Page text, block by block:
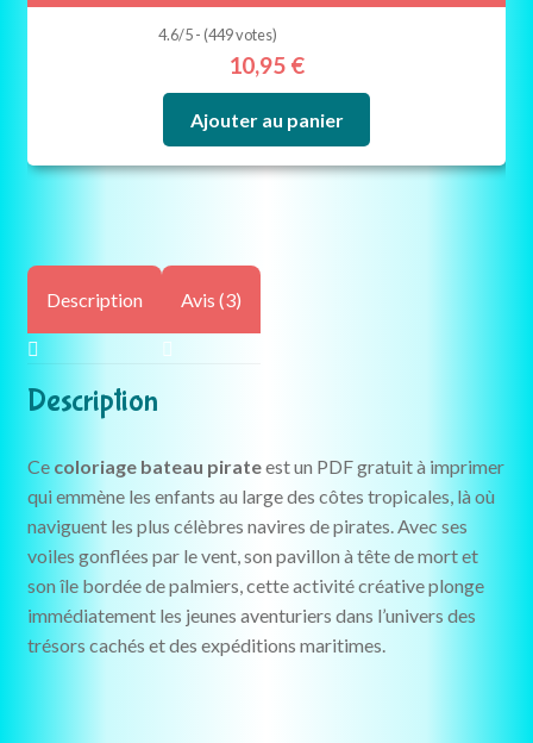
4.6/5 - (449 votes)
10,95 €
Ajouter au panier
Description Avis (3)
Description
Ce coloriage bateau pirateest un PDF gratuit à imprimer
qui emmène les enfants au large des côtes tropicales, là où
naviguent les plus célèbres navires de pirates. Avec ses
voiles gonflées par le vent, son pavillon à tête de mort et
son île bordée de palmiers, cette activité créative plonge
immédiatement les jeunes aventuriers dans l’univers des
trésors cachés et des expéditions maritimes.